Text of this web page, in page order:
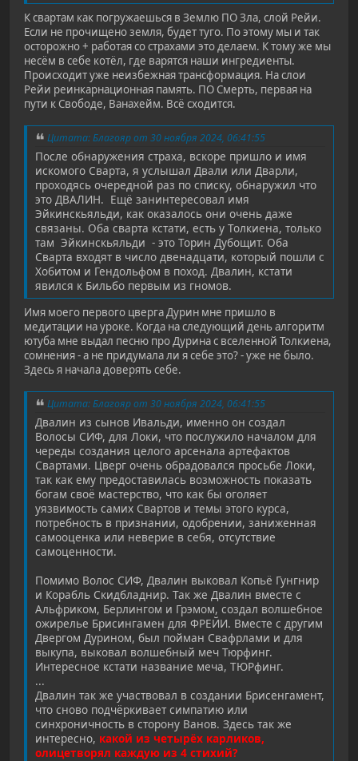
К свартам как погружаешься в Землю ПО Зла, слой Рейи.
Если не прочищено земля, будет туго. По этому мы и так
осторожно + работая со страхами это делаем. К тому же мы
несём в себе котёл, где варятся наши ингредиенты.
Происходит уже неизбежная трансформация. На слои
Рейи реинкарнационная память. ПО Смерть, первая на
пути к Свободе, Ванахейм. Всё сходится.
Цитата: Благояр от 30 ноября 2024, 06:41:55
После обнаружения страха, вскоре пришло и имя
искомого Сварта, я услышал Двали или Дварли,
проходясь очередной раз по списку, обнаружил что
это ДВАЛИН. Ещё занинтересовал имя
Эйкинскьяльди, как оказалось они очень даже
связаны. Оба сварта кстати, есть у Толкиена, только
там Эйкинскьяльди - это Торин Дубощит. Оба
Сварта входят в число двенадцати, который пошли с
Хобитом и Гендольфом в поход. Двалин, кстати
явился к Бильбо первым из гномов.
Имя моего первого цверга Дурин мне пришло в
медитации на уроке. Когда на следующий день алгоритм
ютуба мне выдал песню про Дурина с вселенной Толкиена,
сомнения - а не придумала ли я себе это? - уже не было.
Здесь я начала доверять себе.
Цитата: Благояр от 30 ноября 2024, 06:41:55
Двалин из сынов Ивальди, именно он создал
Волосы СИФ, для Локи, что послужило началом для
череды создания целого арсенала артефактов
Свартами. Цверг очень обрадовался просьбе Локи,
так как ему предоставилась возможность показать
богам своё мастерство, что как бы оголяет
уязвимость самих Свартов и темы этого курса,
потребность в признании, одобрении, заниженная
самооценка или неверие в себя, отсутствие
самоценности.
Помимо Волос СИФ, Двалин выковал Копьё Гунгнир
и Корабль Скидбладнир. Так же Двалин вместе с
Альфриком, Берлингом и Грэмом, создал волшебное
ожирелье Брисингамен для ФРЕЙИ. Вместе с другим
Двергом Дурином, был пойман Свафрлами и для
выкупа, выковал волшебный меч Тюрфинг.
Интересное кстати название меча, ТЮРфинг.
...
Двалин так же участвовал в создании Брисенгамент,
что сново подчёркивает симпатию или
синхроничность в сторону Ванов. Здесь так же
интересно, какой из четырёх карликов,
олицетворял каждую из 4 стихий?